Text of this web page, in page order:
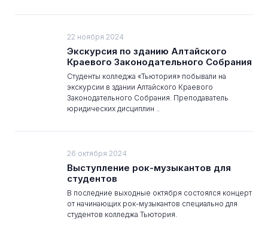
22 ноября 2024
Экскурсия по зданию Алтайского
Краевого Законодательного Собрания
Студенты колледжа «Тьютория» побывали на
экскурсии в здании Алтайского Краевого
Законодательного Собрания. Преподаватель
юридических дисциплин ..
26 октября 2024
Выступление рок-музыкантов для
студентов
В последние выходные октября состоялся концерт
от начинающих рок-музыкантов специально для
студентов колледжа Тьютория.